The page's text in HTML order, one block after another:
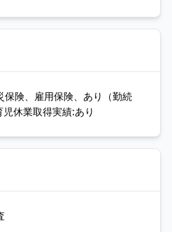
保険、雇用保険、あり（勤続
休業取得実績:あり